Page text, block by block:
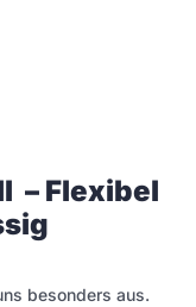
– Flexibel
besonders aus.